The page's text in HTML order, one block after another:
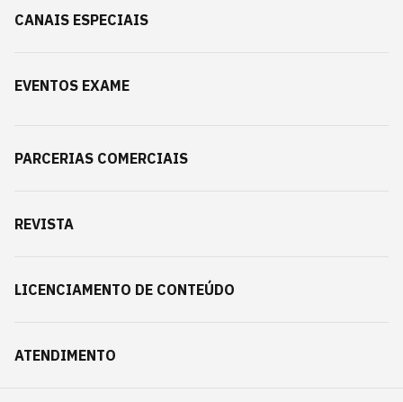
CANAIS ESPECIAIS
EVENTOS EXAME
PARCERIAS COMERCIAIS
REVISTA
LICENCIAMENTO DE CONTEÚDO
ATENDIMENTO